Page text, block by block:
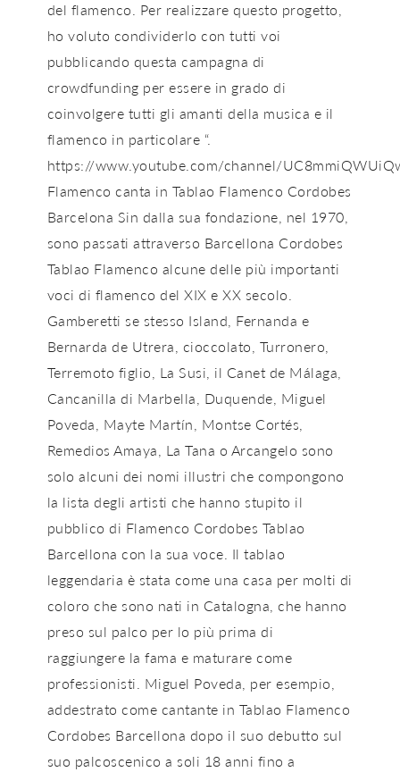
del flamenco. Per realizzare questo progetto,
ho voluto condividerlo con tutti voi
pubblicando questa campagna di
crowdfunding per essere in grado di
coinvolgere tutti gli amanti della musica e il
flamenco in particolare “.
https://www.youtube.com/channel/
Flamenco canta in Tablao Flamenco Cordobes
Barcelona Sin dalla sua fondazione, nel 1970,
sono passati attraverso Barcellona Cordobes
Tablao Flamenco alcune delle più importanti
voci di flamenco del XIX e XX secolo.
Gamberetti se stesso Island, Fernanda e
Bernarda de Utrera, cioccolato, Turronero,
Terremoto figlio, La Susi, il Canet de Málaga,
Cancanilla di Marbella, Duquende, Miguel
Poveda, Mayte Martín, Montse Cortés,
Remedios Amaya, La Tana o Arcangelo sono
solo alcuni dei nomi illustri che compongono
la lista degli artisti che hanno stupito il
pubblico di Flamenco Cordobes Tablao
Barcellona con la sua voce. Il tablao
leggendaria è stata come una casa per molti di
coloro che sono nati in Catalogna, che hanno
preso sul palco per lo più prima di
raggiungere la fama e maturare come
professionisti. Miguel Poveda, per esempio,
addestrato come cantante in Tablao Flamenco
Cordobes Barcellona dopo il suo debutto sul
suo palcoscenico a soli 18 anni fino a